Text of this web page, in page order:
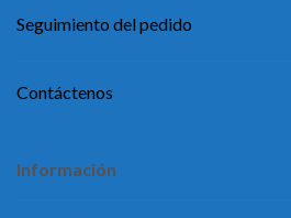
Seguimiento del pedido
Contáctenos
Información